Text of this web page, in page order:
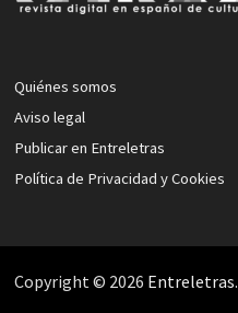
Quiénes somos
Aviso legal
Publicar en Entreletras
Política de Privacidad y Cookies
Copyright © 2026 Entreletras.